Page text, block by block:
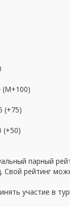
(M+100)
(+75)
(+50)
парный
рейтинг
участие в